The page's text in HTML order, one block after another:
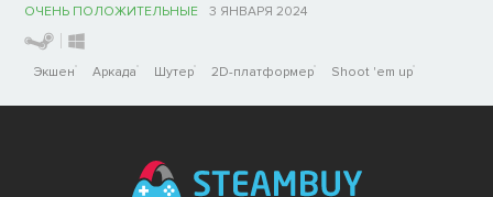
ОЧЕНЬ ПОЛОЖИТЕЛЬНЫЕ 3 ЯНВАРЯ 2024
Экшен Аркада Шутер 2D-платформер Shoot 'em up